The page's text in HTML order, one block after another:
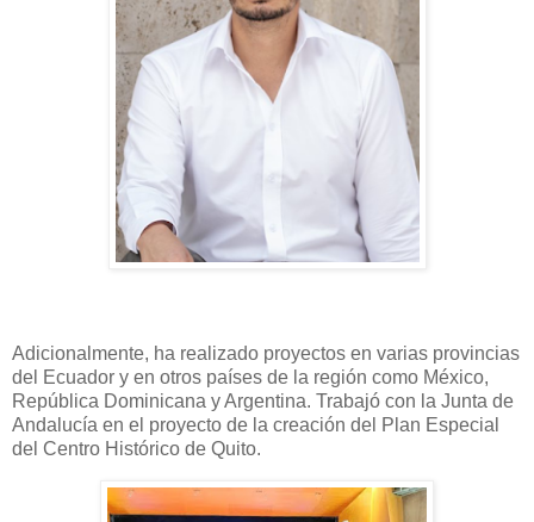
Adicionalmente, ha realizado proyectos en varias provincias
del Ecuador y en otros países de la región como México,
República Dominicana y Argentina. Trabajó con la Junta de
Andalucía en el proyecto de la creación del Plan Especial
del Centro Histórico de Quito.